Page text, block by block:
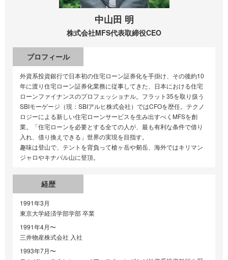
中山田 明
株式会社MFS代表取締役CEO
プロフィール
外資系投資銀行で日本初の住宅ローン証券化を手掛け、その後約10
年に渡り住宅ローン証券化業務に従事してきた、日本における住宅
ローンファイナンスのプロフェッショナル。フラット35を取り扱う
SBIモーゲージ（現：SBIアルヒ株式会社）ではCFOを歴任。テクノ
ロジーによる新しい住宅ローンサービスを生み出すべくMFSを創
業。「住宅ローンを必要とする全ての人が、最も有利な条件で借り
入れ、借り換えできる」世界の実現を目指す。
趣味は登山で、テントを背負って槍ヶ岳や剱岳、海外ではキリマン
ジャロやキナバル山に登頂。
経歴
1991年3月
東京大学経済学部学部 卒業
1991年4月〜
三井物産株式会社 入社
1993年7月〜